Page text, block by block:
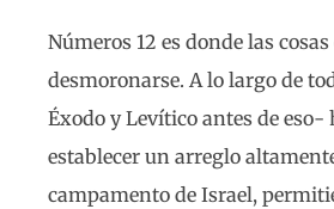
Números 12 es donde las
desmoronarse. A lo largo de
Éxodo y Levítico antes de eso-
establecer un arreglo
campamento de Israel,